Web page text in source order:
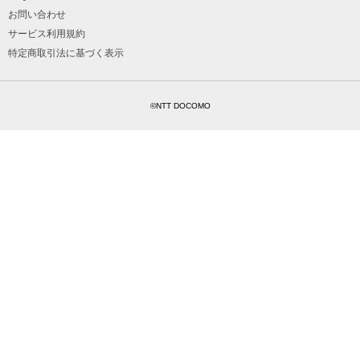
お問い合わせ
サービス利用規約
特定商取引法に基づく表示
©NTT DOCOMO